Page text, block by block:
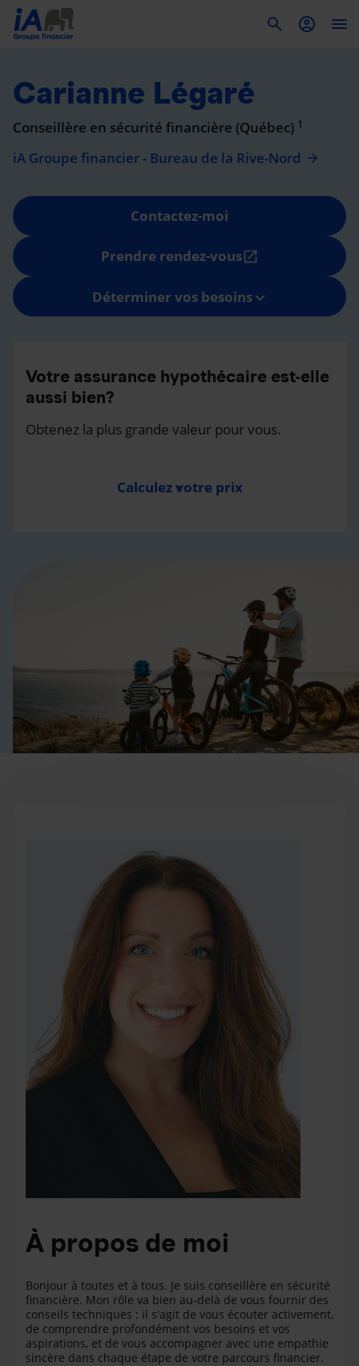
Carianne Légaré
Conseillère en sécurité financière (Québec) 1
iA Groupe financier - Bureau de la Rive-Nord
Contactez-moi
Prendre rendez-vousopen_in_new
Déterminer vos besoins
Votre assurance hypothécaire est-elle
aussi bien?
Obtenez la plus grande valeur pour vous.
Calculez votre prix
À propos de moi
Bonjour à toutes et à tous. Je suis conseillère en sécurité
financière. Mon rôle va bien au-delà de vous fournir des
conseils techniques : il s'agit de vous écouter activement,
de comprendre profondément vos besoins et vos
aspirations, et de vous accompagner avec une empathie
sincère dans chaque étape de votre parcours financier.